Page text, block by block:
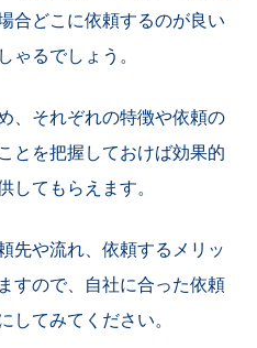
合どこに依頼するのが良い
るでしょう。
、それぞれの特徴や依頼の
とを把握しておけば効果的
してもらえます。
先や流れ、依頼するメリッ
すので、自社に合った依頼
してみてください。